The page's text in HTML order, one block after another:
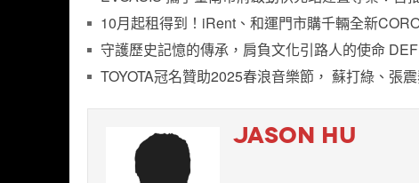
10月起租得到！iRent、和運門市購千輛全新
守護歷史記憶的傳承，肩負文化引路人的使命
TOYOTA冠名贊助2025春浪音樂節， 蘇打綠、張
JASON HU